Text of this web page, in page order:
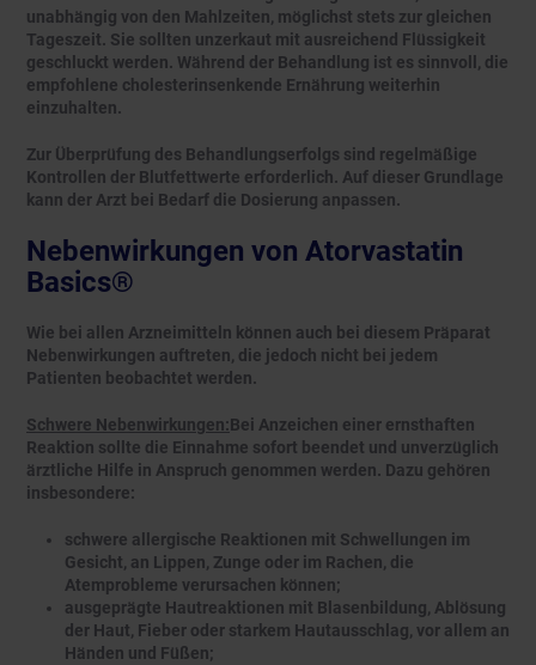
unabhängig von den Mahlzeiten, möglichst stets zur gleichen
Tageszeit. Sie sollten unzerkaut mit ausreichend Flüssigkeit
geschluckt werden. Während der Behandlung ist es sinnvoll, die
empfohlene cholesterinsenkende Ernährung weiterhin
einzuhalten.
Zur Überprüfung des Behandlungserfolgs sind regelmäßige
Kontrollen der Blutfettwerte erforderlich. Auf dieser Grundlage
kann der Arzt bei Bedarf die Dosierung anpassen.
Nebenwirkungen von Atorvastatin
Basics®
Wie bei allen Arzneimitteln können auch bei diesem Präparat
Nebenwirkungen auftreten, die jedoch nicht bei jedem
Patienten beobachtet werden.
Schwere Nebenwirkungen:Bei Anzeichen einer ernsthaften
Reaktion sollte die Einnahme sofort beendet und unverzüglich
ärztliche Hilfe in Anspruch genommen werden. Dazu gehören
insbesondere:
schwere allergische Reaktionen mit Schwellungen im
Gesicht, an Lippen, Zunge oder im Rachen, die
Atemprobleme verursachen können;
ausgeprägte Hautreaktionen mit Blasenbildung, Ablösung
der Haut, Fieber oder starkem Hautausschlag, vor allem an
Händen und Füßen;